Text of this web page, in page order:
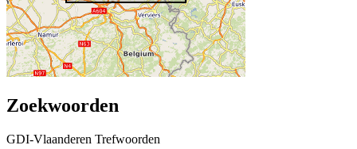
Zoekwoorden
GDI-Vlaanderen Trefwoorden